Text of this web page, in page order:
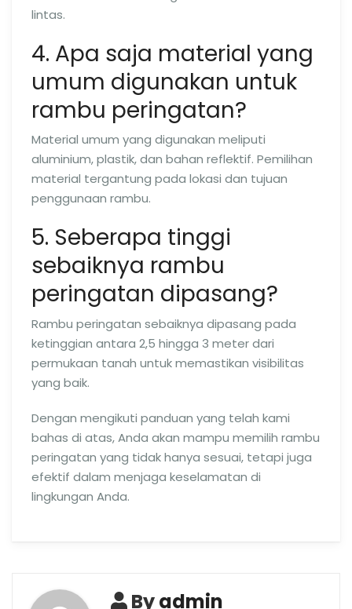
lintas.
4. Apa saja material yang
umum digunakan untuk
rambu peringatan?
Material umum yang digunakan meliputi
aluminium, plastik, dan bahan reflektif. Pemilihan
material tergantung pada lokasi dan tujuan
penggunaan rambu.
5. Seberapa tinggi
sebaiknya rambu
peringatan dipasang?
Rambu peringatan sebaiknya dipasang pada
ketinggian antara 2,5 hingga 3 meter dari
permukaan tanah untuk memastikan visibilitas
yang baik.
Dengan mengikuti panduan yang telah kami
bahas di atas, Anda akan mampu memilih rambu
peringatan yang tidak hanya sesuai, tetapi juga
efektif dalam menjaga keselamatan di
lingkungan Anda.
Byadmin